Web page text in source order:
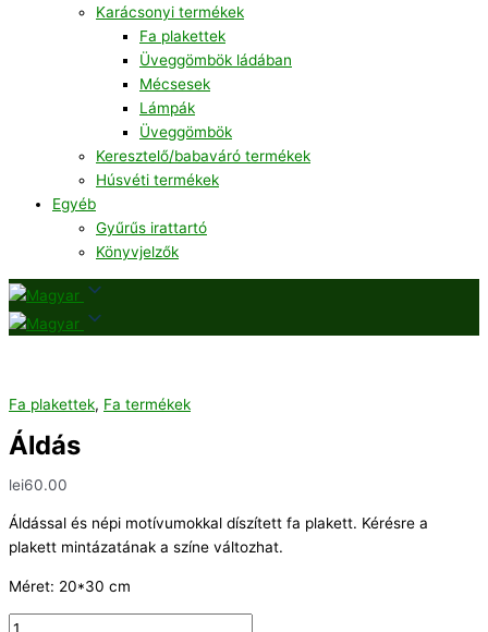
Karácsonyi termékek
Fa plakettek
Üveggömbök ládában
Mécsesek
Lámpák
Üveggömbök
Keresztelő/babaváró termékek
Húsvéti termékek
Egyéb
Gyűrűs irattartó
Könyvjelzők
Fa plakettek, Fa termékek
Áldás
lei60.00
Áldással és népi motívumokkal díszített fa plakett. Kérésre a
plakett mintázatának a színe változhat.
Méret: 20*30 cm